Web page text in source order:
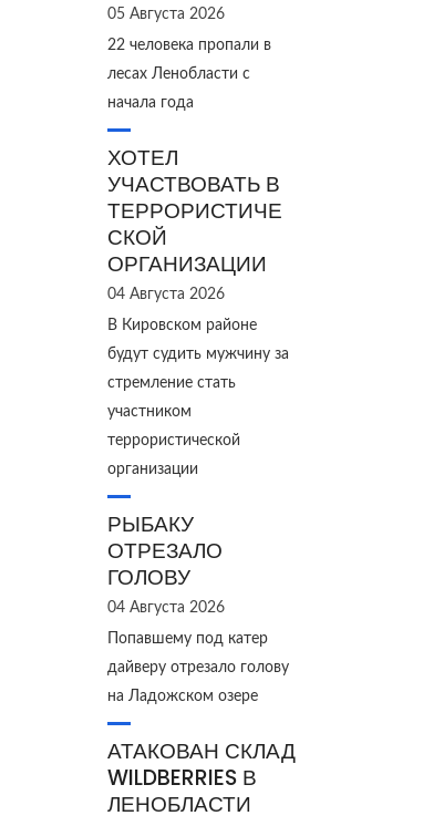
05 Августа 2026
22 человека пропали в
лесах Ленобласти с
начала года
ХОТЕЛ
УЧАСТВОВАТЬ В
ТЕРРОРИСТИЧЕ
СКОЙ
ОРГАНИЗАЦИИ
04 Августа 2026
В Кировском районе
будут судить мужчину за
стремление стать
участником
террористической
организации
РЫБАКУ
ОТРЕЗАЛО
ГОЛОВУ
04 Августа 2026
Попавшему под катер
дайверу отрезало голову
на Ладожском озере
АТАКОВАН СКЛАД
WILDBERRIES В
ЛЕНОБЛАСТИ